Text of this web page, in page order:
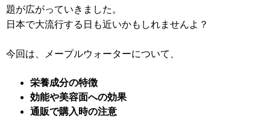
題が広がっていきました。
日本で大流行する日も近いかもしれませんよ？
今回は、メープルウォーターについて、
栄養成分の特徴
効能や美容面への効果
通販で購入時の注意